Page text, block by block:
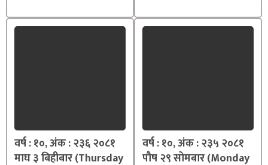
वर्ष : १०, अंक : २३६ २०८१
माघ ३ बिहीबार (Thursday
वर्ष : १०, अंक : २३५ २०८१
पौष २९ सोमबार (Monday